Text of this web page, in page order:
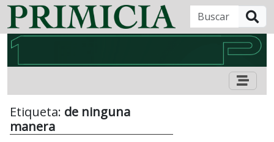
Etiqueta: de ninguna
manera